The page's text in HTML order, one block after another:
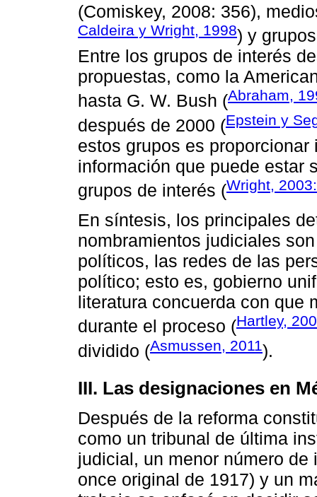
(Comiskey, 2008: 356),
Caldeira y Wright, 1998) y
Entre los grupos de interés
propuestas, como la
hasta G. W. Bush (Abraham,
después de 2000 (Epstein y
estos grupos es
información que puede estar
grupos de interés (Wright,
En síntesis, los principales
nombramientos judiciales
políticos, las redes de las
político; esto es, gobierno
literatura concuerda con que
durante el proceso (Hartley,
dividido (Asmussen, 2011).
III. Las designaciones en
Después de la reforma
como un tribunal de última
judicial, un menor número
once original de 1917) y un